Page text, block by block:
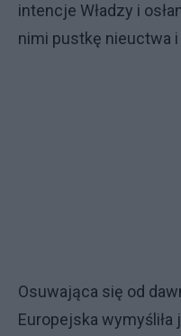
intencje Władzy i
nimi pustkę nieuctwa i
Osuwająca się od
Europejska